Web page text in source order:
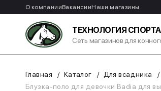
О компанииВакансииНаши магазины
ТЕХНОЛОГИЯ СПОРТА
Сеть магазинов для
Главная Каталог Для всадника
Блузка-поло для девочки Badia для